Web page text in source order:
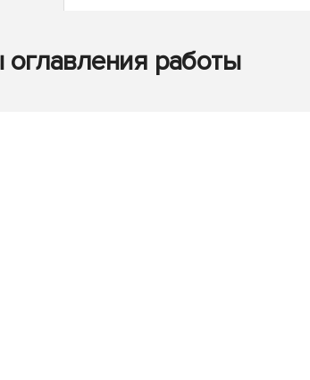
работы